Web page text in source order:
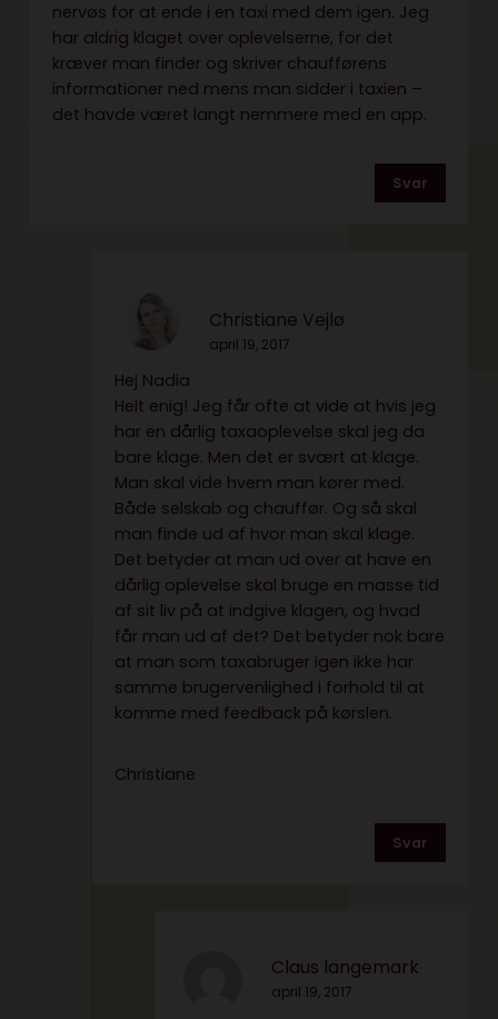
nervøs for at ende i en taxi med dem igen. Jeg
har aldrig klaget over oplevelserne, for det
kræver man finder og skriver chaufførens
informationer ned mens man sidder i taxien –
det havde været langt nemmere med en app.
Svar
Christiane Vejlø
april 19, 2017
Hej Nadia
Helt enig! Jeg får ofte at vide at hvis jeg
har en dårlig taxaoplevelse skal jeg da
bare klage. Men det er svært at klage.
Man skal vide hvem man kører med.
Både selskab og chauffør. Og så skal
man finde ud af hvor man skal klage.
Det betyder at man ud over at have en
dårlig oplevelse skal bruge en masse tid
af sit liv på at indgive klagen, og hvad
får man ud af det? Det betyder nok bare
at man som taxabruger igen ikke har
samme brugervenlighed i forhold til at
komme med feedback på kørslen.
Christiane
Svar
Claus langemark
april 19, 2017